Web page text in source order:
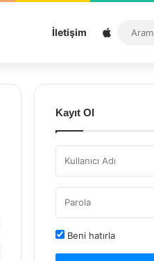
İletişim Sitemap
Kayıt Ol
Beni hatırla